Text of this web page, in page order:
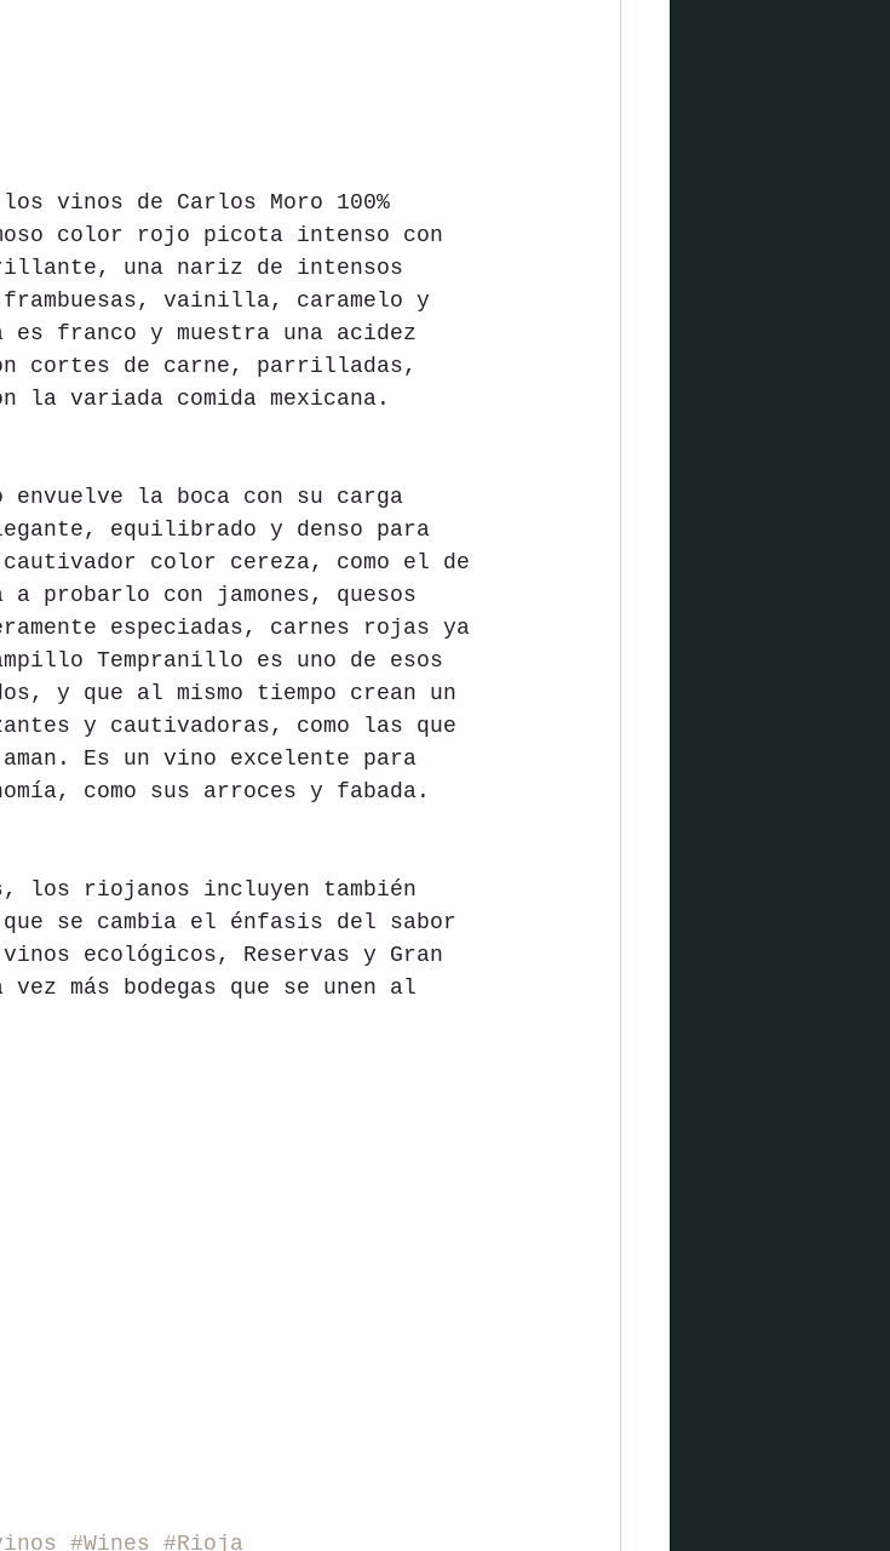
vinos de Carlos Moro 100%
color rojo picota intenso con
una nariz de intensos
vainilla, caramelo y
es franco y muestra una acidez
cortes de carne, parrilladas,
la variada comida mexicana.
envuelve la boca con su carga
equilibrado y denso para
color cereza, como el de
probarlo con jamones, quesos
especiadas, carnes rojas ya
Tempranillo es uno de esos
y que al mismo tiempo crean un
y cautivadoras, como las que
Es un vino excelente para
como sus arroces y fabada.
los riojanos incluyen también
se cambia el énfasis del sabor
ecológicos, Reservas y Gran
vez más bodegas que se unen al
#Wines #Rioja